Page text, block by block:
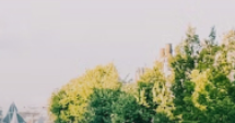
storage and secure bicycle
with an elegant lobby with an
elevator and green communal
spaces.The building